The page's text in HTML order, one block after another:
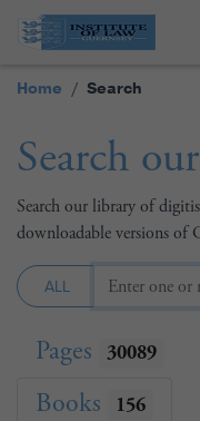
Home Search
Search
Search our library of
downloadable versions of
ALL
Pages 30089
Books 156